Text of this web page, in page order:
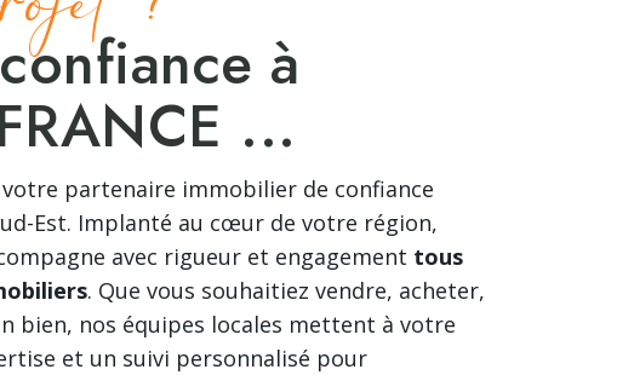
à
...
partenaire immobilier de confiance
Est. Implanté au cœur de votre région,
avec rigueur et engagement tous
. Que vous souhaitiez vendre, acheter,
bien, nos équipes locales mettent à votre
et un suivi personnalisé pour